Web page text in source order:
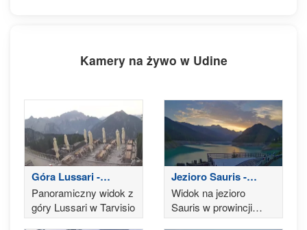
Kamery na żywo w Udine
Góra Lussari -
Tarvisio
Panoramiczny widok z
góry Lussari w Tarvisio
Jezioro Sauris -
Udine
Widok na jezioro
Sauris w prowincji
Udine